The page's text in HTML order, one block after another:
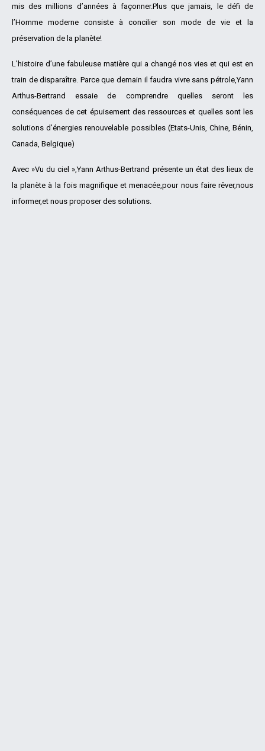
mis des millions d’années à façonner.Plus que jamais, le défi de
l’Homme moderne consiste à concilier son mode de vie et la
préservation de la planète!
L’histoire d’une fabuleuse matière qui a changé nos vies et qui est en
train de disparaître. Parce que demain il faudra vivre sans pétrole,Yann
Arthus-Bertrand essaie de comprendre quelles seront les
conséquences de cet épuisement des ressources et quelles sont les
solutions d’énergies renouvelable possibles (Etats-Unis, Chine, Bénin,
Canada, Belgique)
Avec »Vu du ciel »,Yann Arthus-Bertrand présente un état des lieux de
la planète à la fois magnifique et menacée,pour nous faire rêver,nous
informer,et nous proposer des solutions.